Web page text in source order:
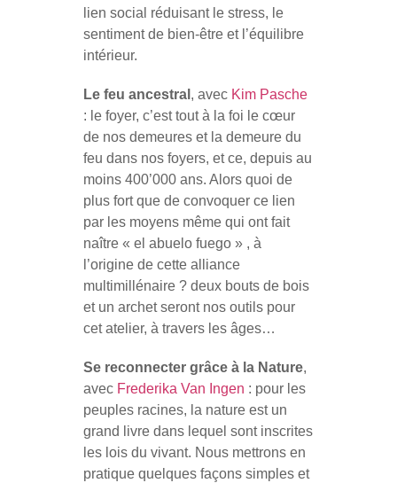
lien social réduisant le stress, le
sentiment de bien-être et l’équilibre
intérieur.
Le feu ancestral , avec Kim Pasche
: le foyer, c’est tout à la foi le cœur
de nos demeures et la demeure du
feu dans nos foyers, et ce, depuis au
moins 400’000 ans. Alors quoi de
plus fort que de convoquer ce lien
par les moyens même qui ont fait
naître « el abuelo fuego » , à
l’origine de cette alliance
multimillénaire ? deux bouts de bois
et un archet seront nos outils pour
cet atelier, à travers les âges…
Se reconnecter grâce à la Nature,
avec Frederika Van Ingen : pour les
peuples racines, la nature est un
grand livre dans lequel sont inscrites
les lois du vivant. Nous mettrons en
pratique quelques façons simples et